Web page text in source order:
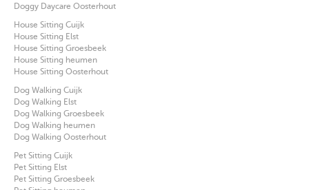
Doggy Daycare Oosterhout
House Sitting Cuijk
House Sitting Elst
House Sitting Groesbeek
House Sitting heumen
House Sitting Oosterhout
Dog Walking Cuijk
Dog Walking Elst
Dog Walking Groesbeek
Dog Walking heumen
Dog Walking Oosterhout
Pet Sitting Cuijk
Pet Sitting Elst
Pet Sitting Groesbeek